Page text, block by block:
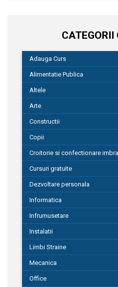
CATEGORII
Adauga Curs
Alimentatie Publica
Altele
Arte
Constructii
Copii
Croitorie si confectionare
Cursuri gratuite
Dezvoltare personala
Informatica
Infrumusetare
Instalatii
Limbi Straine
Mecanica
Office